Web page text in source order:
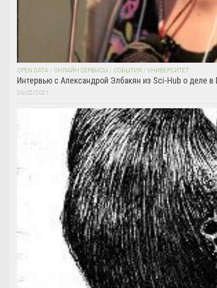
OPEN DATA / ОНЛАЙН СЕРВИСЫ / СОБЫТИЯ / УНИВЕРСИТЕТ
Интервью с Александрой Элбакян из Sci-Hub о деле в
26/02/2021